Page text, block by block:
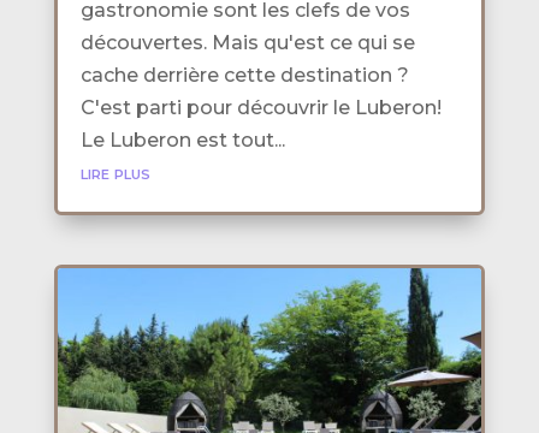
gastronomie sont les clefs de vos
découvertes. Mais qu'est ce qui se
cache derrière cette destination ?
C'est parti pour découvrir le Luberon!
Le Luberon est tout...
lire plus